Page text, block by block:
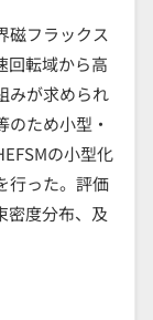
磁フラックス
回転域から高
みが求められ
ため小型・
の小型化
行った。評価
密度分布、及